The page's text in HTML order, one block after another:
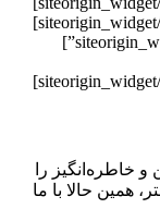
[/
[/
خاطره‌انگیز را
همین حالا با ما